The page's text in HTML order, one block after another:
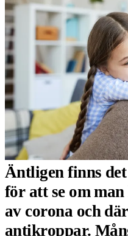
Äntligen finns
för att se om
av corona och
antikroppar.